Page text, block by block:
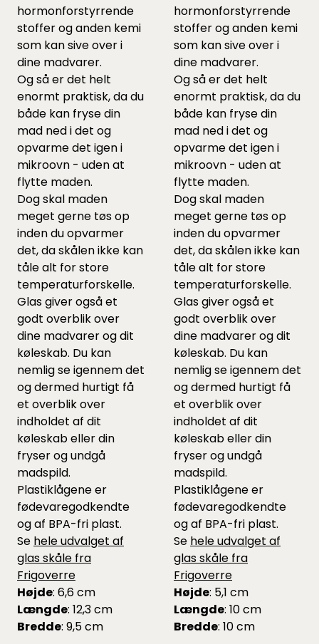
hormonforstyrrende
stoffer og anden kemi
som kan sive over i
dine madvarer.
Og så er det helt
enormt praktisk, da du
både kan fryse din
mad ned i det og
opvarme det igen i
mikroovn - uden at
flytte maden.
Dog skal maden
meget gerne tøs op
inden du opvarmer
det, da skålen ikke kan
tåle alt for store
temperaturforskelle.
Glas giver også et
godt overblik over
dine madvarer og dit
køleskab. Du kan
nemlig se igennem det
og dermed hurtigt få
et overblik over
indholdet af dit
køleskab eller din
fryser og undgå
madspild.
Plastiklågene er
fødevaregodkendte
og af BPA-fri plast.
Se hele udvalget af
glas skåle fra
Frigoverre
Højde: 6,6 cm
Længde: 12,3 cm
Bredde: 9,5 cm
hormonforstyrrende
stoffer og anden kemi
som kan sive over i
dine madvarer.
Og så er det helt
enormt praktisk, da du
både kan fryse din
mad ned i det og
opvarme det igen i
mikroovn - uden at
flytte maden.
Dog skal maden
meget gerne tøs op
inden du opvarmer
det, da skålen ikke kan
tåle alt for store
temperaturforskelle.
Glas giver også et
godt overblik over
dine madvarer og dit
køleskab. Du kan
nemlig se igennem det
og dermed hurtigt få
et overblik over
indholdet af dit
køleskab eller din
fryser og undgå
madspild.
Plastiklågene er
fødevaregodkendte
og af BPA-fri plast.
Se hele udvalget af
glas skåle fra
Frigoverre
Højde: 5,1 cm
Længde: 10 cm
Bredde: 10 cm